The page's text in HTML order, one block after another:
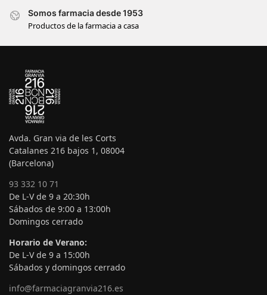
Somos farmacia desde 1953
Productos de la farmacia a casa
Avda. Gran via de les Corts
Catalanes 216 bajos 1, 08004
(Barcelona)
93 332 10 71
De L-V de 9 a 20:30h
Sábados de 9:00 a 13:00h
Domingos cerrado
Horario de Verano:
De L-V de 9 a 15:00h
Sábados y domingos cerrado
info@farmaciagranvia216.es